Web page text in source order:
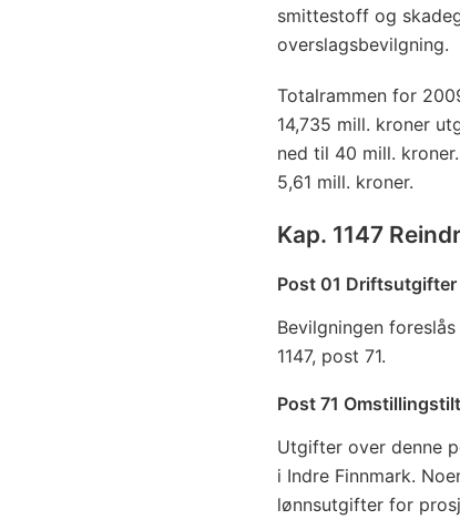
smittestoff og
overslagsbevilgning.
Totalrammen for
14,735 mill. kroner
ned til 40 mill.
5,61 mill. kroner.
Kap. 1147
Post 01 Driftsutgifter
Bevilgningen
1147, post 71.
Post 71
Utgifter over denne
i Indre Finnmark.
lønnsutgifter for